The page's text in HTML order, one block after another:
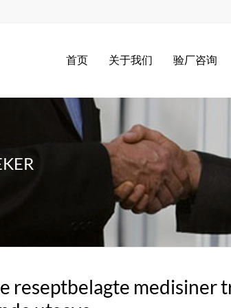
首页 关于我们 验厂咨询
reseptbelagte medisiner